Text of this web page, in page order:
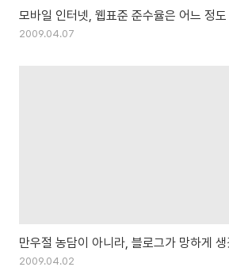
모바일 인터넷, 웹표준 준수율은 어느 정
2009.04.07
만우절 농담이 아니라, 블로그가 망하게
2009.04.02